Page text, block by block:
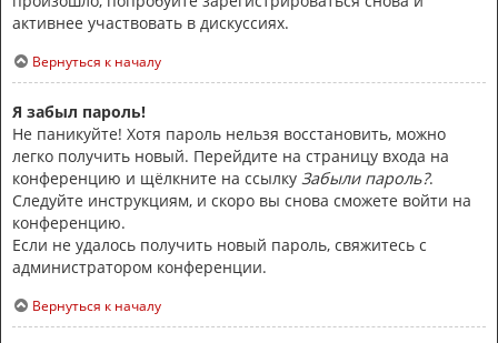
активнее участвовать в дискуссиях.
Вернуться к началу
Я забыл пароль!
Не паникуйте! Хотя пароль нельзя восстановить, можно
легко получить новый. Перейдите на страницу входа на
конференцию и щёлкните на ссылку Забыли пароль?.
Следуйте инструкциям, и скоро вы снова сможете войти на
конференцию.
Если не удалось получить новый пароль, свяжитесь с
администратором конференции.
Вернуться к началу